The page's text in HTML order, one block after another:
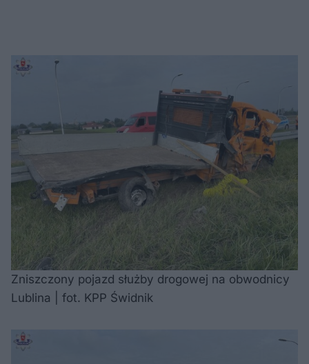
Zniszczony pojazd służby drogowej na obwodnicy
Lublina | fot. KPP Świdnik